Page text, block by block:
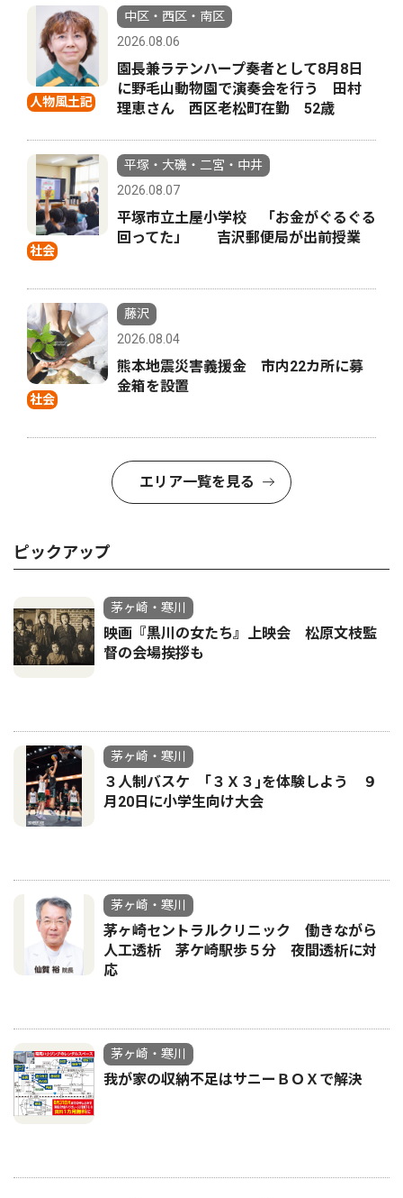
人物風土記
中区・西区・南区
2026.08.06
園長兼ラテンハープ奏者として8月8日
に野毛山動物園で演奏会を行う 田村
理恵さん 西区老松町在勤 52歳
社会
平塚・大磯・二宮・中井
2026.08.07
平塚市立土屋小学校 「お金がぐるぐる
回ってた」 吉沢郵便局が出前授業
社会
藤沢
2026.08.04
熊本地震災害義援金 市内22カ所に募
金箱を設置
エリア一覧を見る
ピックアップ
茅ヶ崎・寒川
映画『黒川の女たち』上映会 松原文枝監
督の会場挨拶も
茅ヶ崎・寒川
３人制バスケ ｢３Ｘ３｣を体験しよう ９
月20日に小学生向け大会
茅ヶ崎・寒川
茅ヶ崎セントラルクリニック 働きながら
人工透析 茅ケ崎駅歩５分 夜間透析に対
応
茅ヶ崎・寒川
我が家の収納不足はサニーＢＯＸで解決